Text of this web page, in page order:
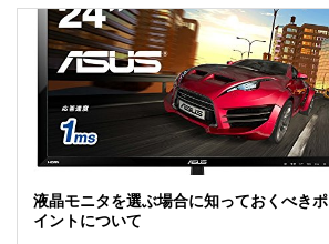
液晶モニタを選ぶ場合に知っておくべきポ
イントについて